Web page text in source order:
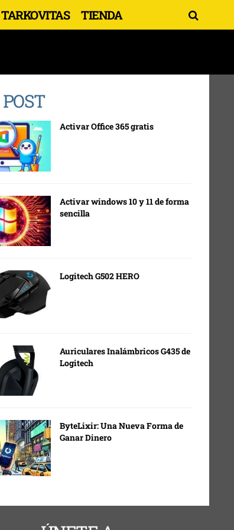
TARKOVITAS TIENDA
Activar Office 365 gratis
Activar windows 10 y 11 de forma
sencilla
Logitech G502 HERO
Auriculares Inalámbricos G435 de
Logitech
ByteLixir: Una Nueva Forma de
Ganar Dinero